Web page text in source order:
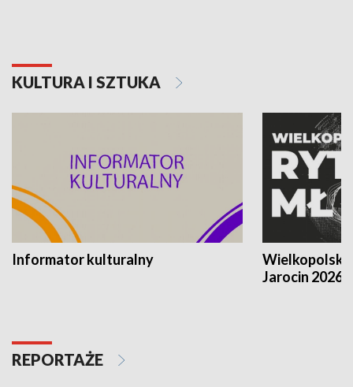
KULTURA I SZTUKA
Informator kulturalny
Jarocin 2026
REPORTAŻE